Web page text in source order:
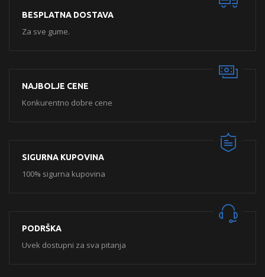
BESPLATNA DOSTAVA
Za sve gume.
NAJBOLJE CENE
Konkurentno dobre cene
SIGURNA KUPOVINA
100% sigurna kupovina
PODRŠKA
Uvek dostupni za sva pitanja